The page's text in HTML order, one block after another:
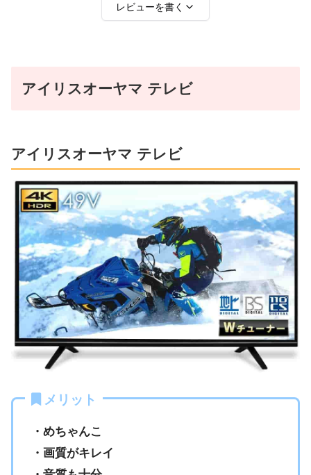
レビューを書く
名前 （任意）
送信する
アイリスオーヤマ テレビ
アイリスオーヤマ テレビ
メリット
・めちゃんこ
・画質がキレイ